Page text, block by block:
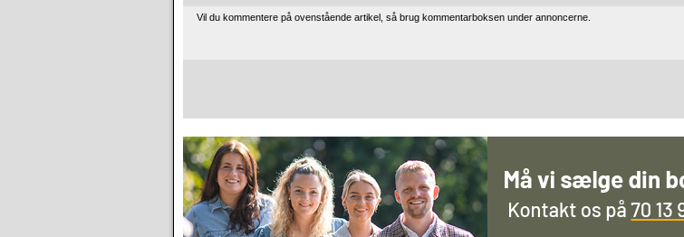
Vil du kommentere på ovenstående artikel, så brug kommentarboksen under annoncerne.